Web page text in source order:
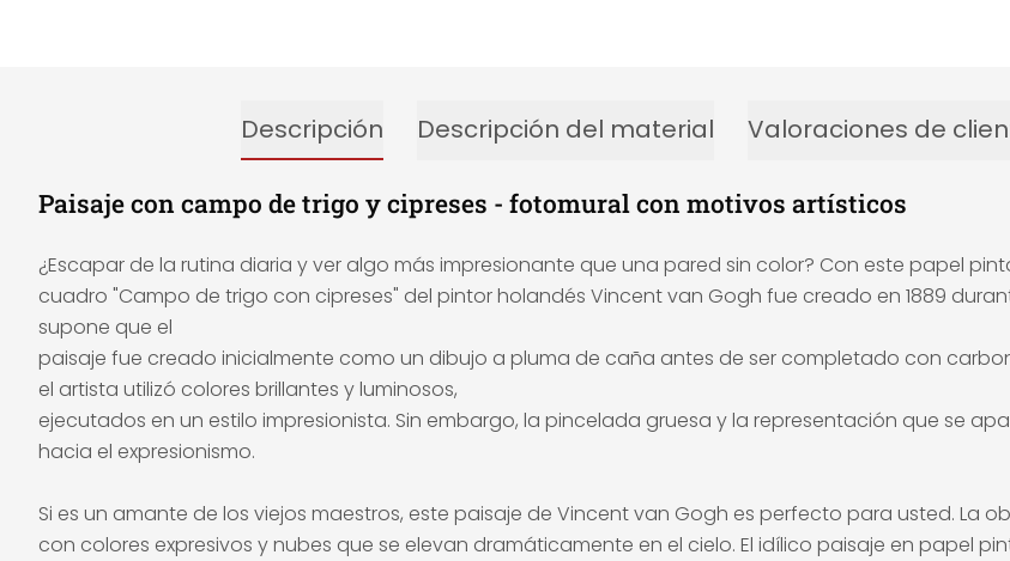
Descripción Descripción del material Valoraciones de
Paisaje con campo de trigo y cipreses - fotomural con motivos artísticos
¿Escapar de la rutina diaria y ver algo más impresionante que una pared sin color? Con este papel
cuadro "Campo de trigo con cipreses" del pintor holandés Vincent van Gogh fue creado en 1889
supone que el
paisaje fue creado inicialmente como un dibujo a pluma de caña antes de ser completado con
el artista utilizó colores brillantes y luminosos,
ejecutados en un estilo impresionista. Sin embargo, la pincelada gruesa y la representación que se
hacia el expresionismo.
Si es un amante de los viejos maestros, este paisaje de Vincent van Gogh es perfecto para usted. La
con colores expresivos y nubes que se elevan dramáticamente en el cielo. El idílico paisaje en papel